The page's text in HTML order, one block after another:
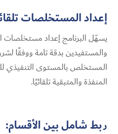
إعداد المستخلصات
يسهّل البرنامج إعداد مستخلصات
والمستفيدين بدقة تامة ووفقًا
المستخلص بالمستوى التنفيذي
المنفذة والمتبقية تلقائيًا.
ربط شامل بين الأقسام: